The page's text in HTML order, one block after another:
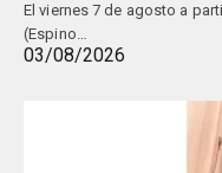
El viernes 7 de agosto a
(Espino…
03/08/2026